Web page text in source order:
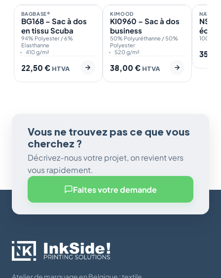
BAGBASE®
BG168 – Sac à dos
en tissu Scuba
94% Polyester / 6%
Elasthanne
410 g/m²
22,50 € HTVA
ÉCO
KIMOOD
KI0960 – Sac à dos
business
50% Polyuréthanne / 50%
Polyester
520 g/m²
38,00€ HTVA
ÉCO
NATIVE
100%
Vous ne trouvez pas ce que vous
cherchez ?
Décrivez-nous votre projet, on revient vers
vous rapidement.
Faites votre demande